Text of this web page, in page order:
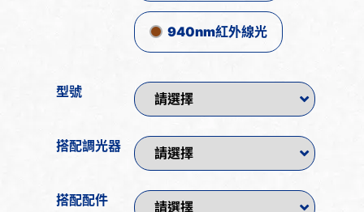
940nm紅外線光
型號
搭配調光器
搭配配件